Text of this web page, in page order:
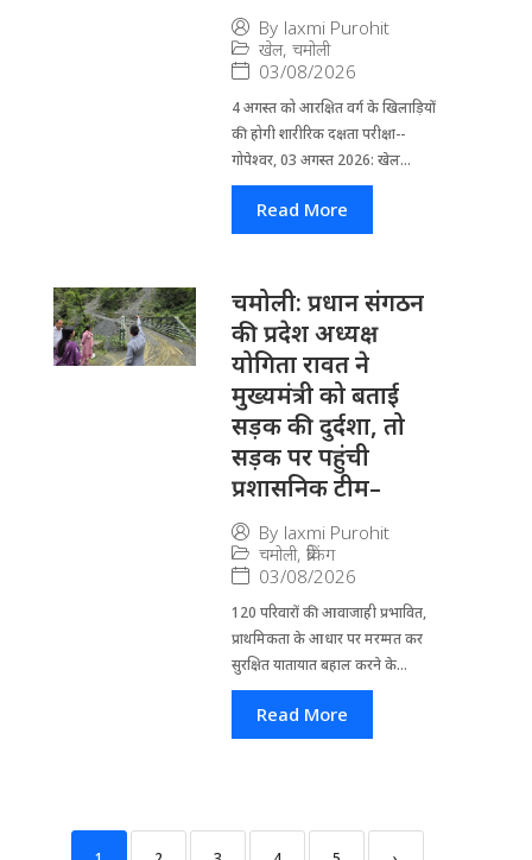
By laxmi Purohit
खेल, चमोली
03/08/2026
4 अगस्त को आरक्षित वर्ग के खिलाड़ियों
की होगी शारीरिक दक्षता परीक्षा--
गोपेश्वर, 03 अगस्त 2026: खेल...
Read More
चमोली: प्रधान संगठन
की प्रदेश अध्यक्ष
योगिता रावत ने
मुख्यमंत्री को बताई
सड़क की दुर्दशा, तो
सड़क पर पहुंची
प्रशासनिक टीम–
By laxmi Purohit
चमोली, ब्रेकिंग
03/08/2026
120 परिवारों की आवाजाही प्रभावित,
प्राथमिकता के आधार पर मरम्मत कर
सुरक्षित यातायात बहाल करने के...
Read More